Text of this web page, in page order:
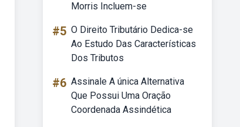
Morris Incluem-se
#5 O Direito Tributário Dedica-se
Ao Estudo Das Características
Dos Tributos
#6 Assinale A única Alternativa
Que Possui Uma Oração
Coordenada Assindética